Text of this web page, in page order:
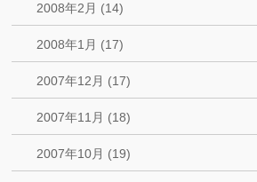
2008年2月 (14)
2008年1月 (17)
2007年12月 (17)
2007年11月 (18)
2007年10月 (19)